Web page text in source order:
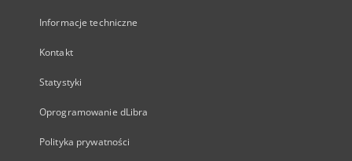
Informacje techniczne
Kontakt
Statystyki
Oprogramowanie dLibra
Polityka prywatności